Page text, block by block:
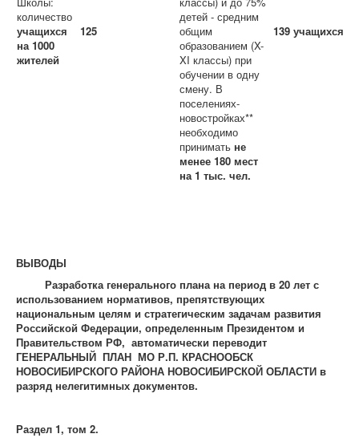
количество
учащихся
на 1000
жителей
125
детей - средним
общим
образованием (X-
XI классы) при
обучении в одну
смену. В
поселениях-
новостройках**
необходимо
принимать не
менее 180 мест
на 1 тыс. чел.
139 учащихся
ВЫВОДЫ
Разработка генерального плана на период в 20 лет с
использованием нормативов, препятствующих
национальным целям и стратегическим задачам развития
Российской Федерации, определенным Президентом и
Правительством РФ, автоматически переводит
ГЕНЕРАЛЬНЫЙ ПЛАН МО Р.П. КРАСНООБСК
НОВОСИБИРСКОГО РАЙОНА НОВОСИБИРСКОЙ ОБЛАСТИ в
разряд нелегитимных документов.
Раздел 1, том 2.